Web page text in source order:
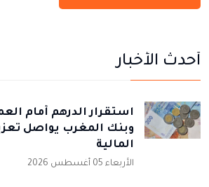
أحدث الأخبار
استقرار الدرهم أمام
وبنك المغرب يواصل
المالية
الأربعاء 05 أغسطس 2026